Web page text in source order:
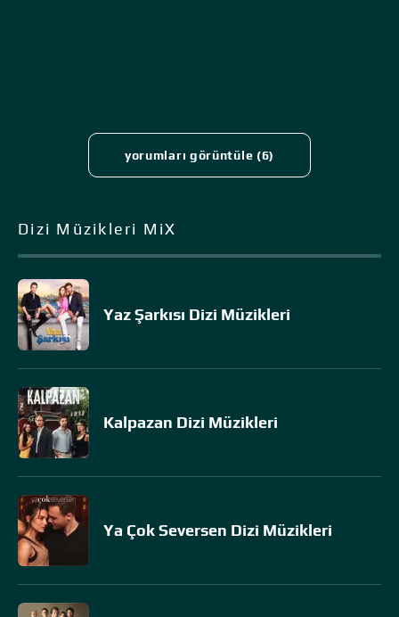
yorumları görüntüle (6)
Dizi Müzikleri MiX
Yaz Şarkısı Dizi Müzikleri
Kalpazan Dizi Müzikleri
Ya Çok Seversen Dizi Müzikleri